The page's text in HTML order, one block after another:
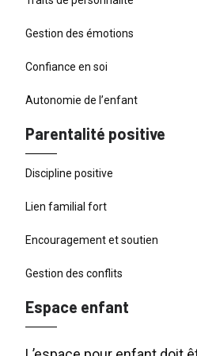
Gestion des émotions
Confiance en soi
Autonomie de l’enfant
Parentalité positive
Discipline positive
Lien familial fort
Encouragement et soutien
Gestion des conflits
Espace enfant